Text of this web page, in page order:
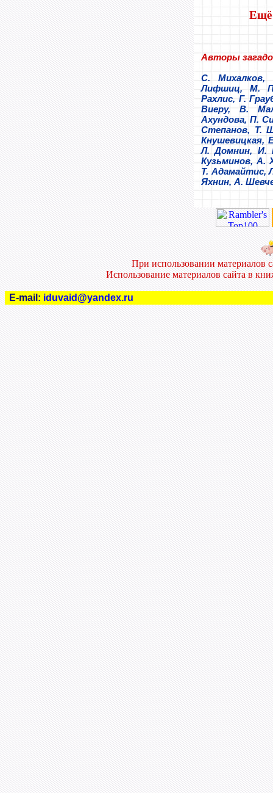
Ещё
Авторы
С.
Лифшиц, М.
Рахлис, Г.
Виеру, В.
Ахундова, П.
Степанов, Т.
Кнушевицкая,
Л. Домнин, И.
Кузьминов, А.
Т. Адамайтис,
Яхнин, А.
При использовании материалов
Использование материалов сайта в
E-mail: iduvaid@yandex.ru